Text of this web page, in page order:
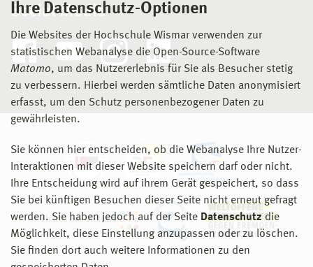
Ihre Datenschutz-Optionen
Die Websites der Hochschule Wismar verwenden zur
statistischen Webanalyse die Open-Source-Software
Matomo, um das Nutzererlebnis für Sie als Besucher stetig
zu verbessern. Hierbei werden sämtliche Daten anonymisiert
erfasst, um den Schutz personenbezogener Daten zu
gewährleisten.
Sie können hier entscheiden, ob die Webanalyse Ihre Nutzer-
Interaktionen mit dieser Website speichern darf oder nicht.
Ihre Entscheidung wird auf ihrem Gerät gespeichert, so dass
Sie bei künftigen Besuchen dieser Seite nicht erneut gefragt
werden. Sie haben jedoch auf der Seite Datenschutz die
Möglichkeit, diese Einstellung anzupassen oder zu löschen.
Sie finden dort auch weitere Informationen zu den
Social Media